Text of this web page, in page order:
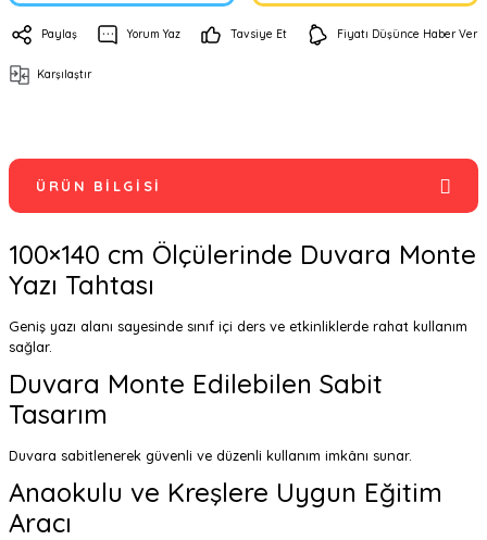
Paylaş Yorum Yaz Tavsiye Et Fiyatı Düşünce Haber Ver
Karşılaştır
ÜRÜN BILGISI
100×140 cm Ölçülerinde Duvara Monte
Yazı Tahtası
Geniş yazı alanı sayesinde sınıf içi ders ve etkinliklerde rahat kullanım
sağlar.
Duvara Monte Edilebilen Sabit
Tasarım
Duvara sabitlenerek güvenli ve düzenli kullanım imkânı sunar.
Anaokulu ve Kreşlere Uygun Eğitim
Aracı